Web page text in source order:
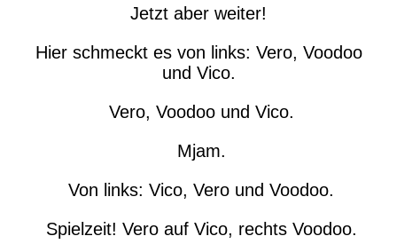
Jetzt aber weiter!
Hier schmeckt es von links: Vero, Voodoo
und Vico.
Vero, Voodoo und Vico.
Mjam.
Von links: Vico, Vero und Voodoo.
Spielzeit! Vero auf Vico, rechts Voodoo.